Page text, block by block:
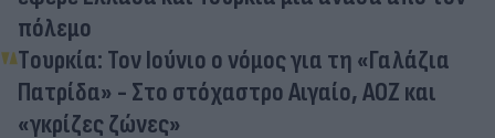
πόλεμο
Tουρκία: Τον Ιούνιο ο νόμος για τη «Γαλάζια
Πατρίδα» - Στο στόχαστρο Αιγαίο, ΑΟΖ και
«γκρίζες ζώνες»